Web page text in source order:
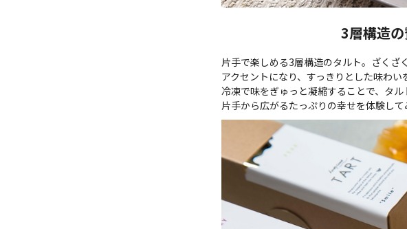
3層構造
片手で楽しめる3層構造のタルト。ざくざ
アクセントになり、すっきりとした味わい
冷凍で味をぎゅっと凝縮することで、タ
片手から広がるたっぷりの幸せを体験して